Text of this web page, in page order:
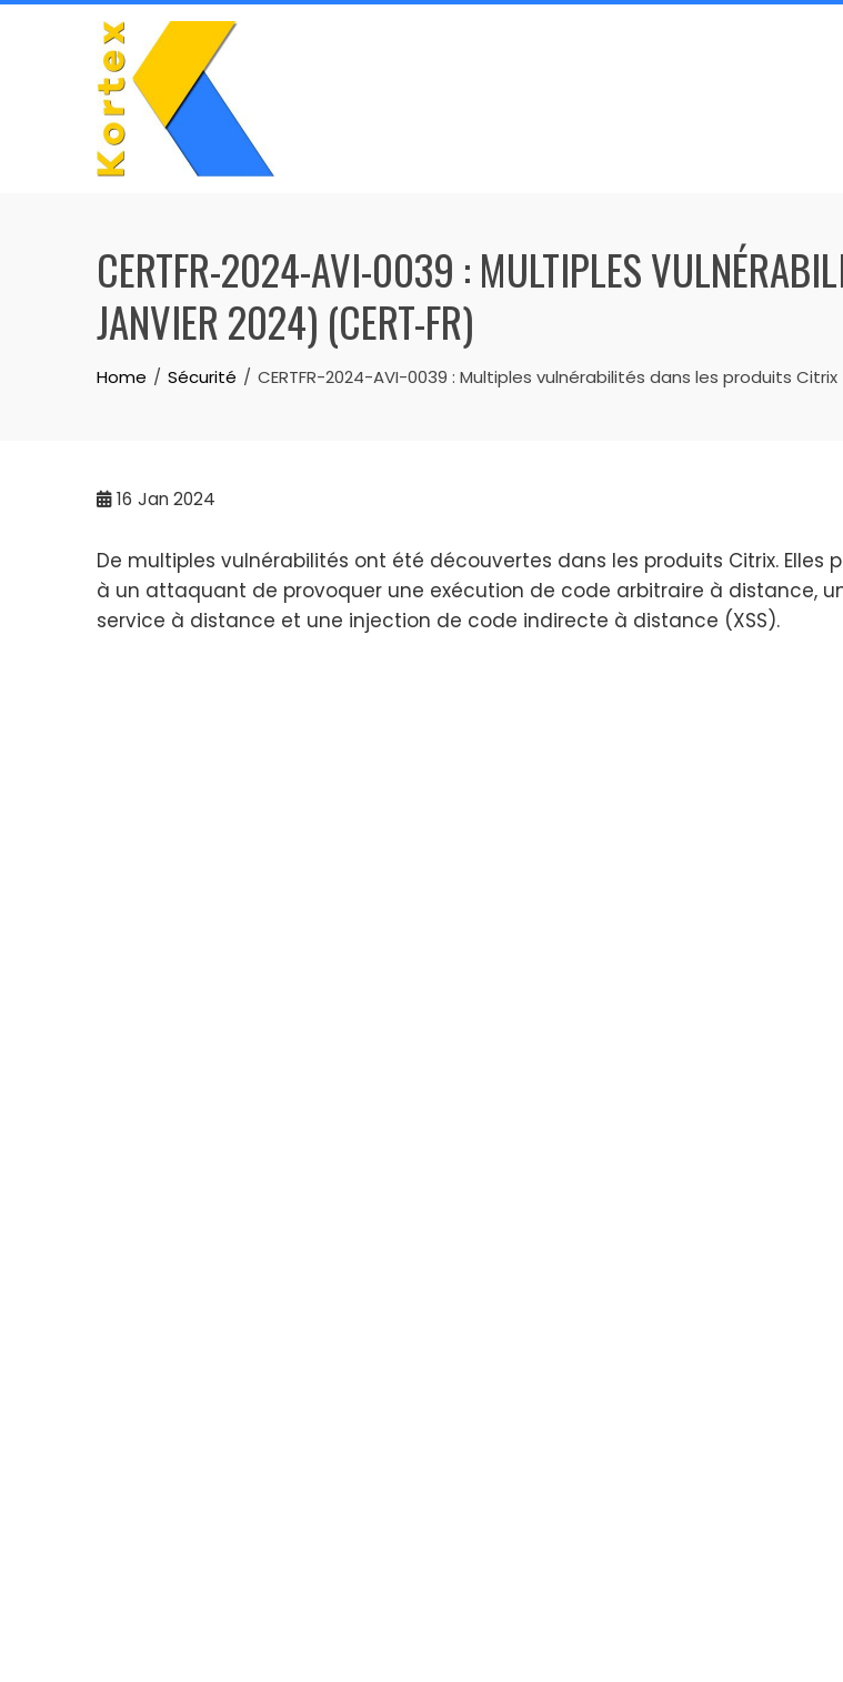
Skip
CERTFR-2024-AVI-0039 : MULTIPLES
JANVIER 2024) (CERT-FR)
Home Sécurité CERTFR-2024-AVI-0039 : Multiples vulnérabilités dans les produits Citrix
16 Jan 2024
De multiples vulnérabilités ont été découvertes dans les produits Citrix. Elles
à un attaquant de provoquer une exécution de code arbitraire à distance,
service à distance et une injection de code indirecte à distance (XSS).